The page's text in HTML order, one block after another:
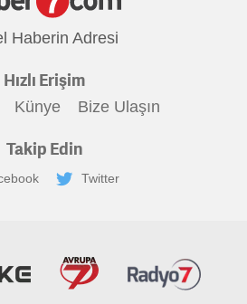
Haberin Adresi
Hızlı Erişim
Künye Bize Ulaşın
Takip Edin
Twitter